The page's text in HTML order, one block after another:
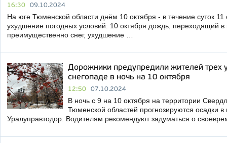
16:30 09.10.2024
На юге Тюменской области днём 10 октября - в течение суток 11
ухудшение погодных условий: 10 октября дождь, переходящий в
преимущественно снег, ухудшение …
Дорожники предупредили жителей трех
снегопаде в ночь на 10 октября
12:50 07.10.2024
В ночь с 9 на 10 октября на территории
Тюменской областей прогнозируются осадки
Уралуправтодор. Водителям рекомендуют задуматься о